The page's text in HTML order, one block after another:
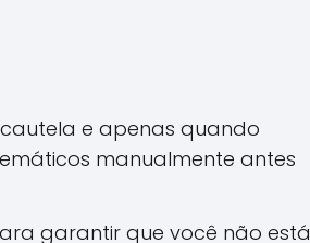
e apenas quando
manualmente antes
garantir que você não está